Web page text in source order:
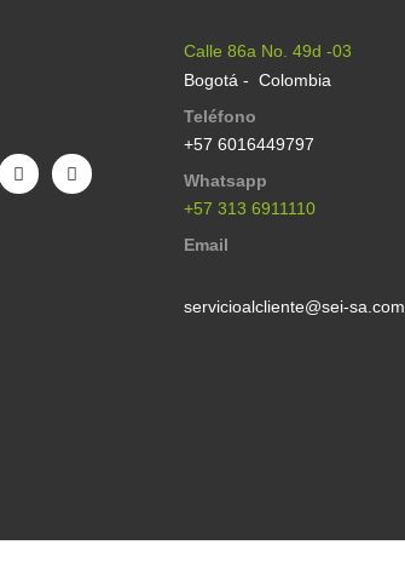
Calle 86a No. 49d -03
Bogotá - Colombia
Teléfono
+57 6016449797
Whatsapp
+57 313 6911110
Email
servicioalcliente@sei-sa.com